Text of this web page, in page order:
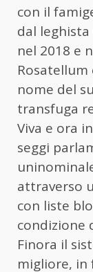
con il
dal leghista
nel 2018 e
Rosatellum
nome del
transfuga
Viva e ora
seggi
attraverso
con liste
condizione
Finora il
migliore, in